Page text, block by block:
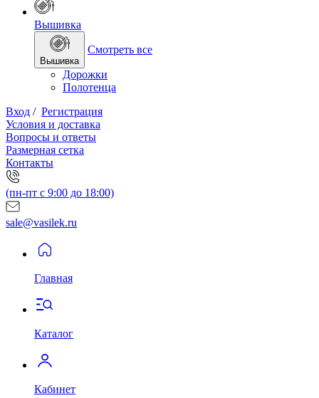
Вышивка
Вышивка
Смотреть все
Дорожки
Полотенца
Вход / Регистрация
Условия и доставка
Вопросы и ответы
Размерная сетка
Контакты
(пн-пт с 9:00 до 18:00)
sale@vasilek.ru
Главная
Каталог
Кабинет